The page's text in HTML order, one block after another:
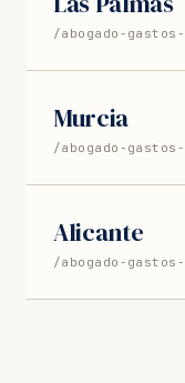
/abogado-
Murcia
/abogado-
Alicante
/abogado-